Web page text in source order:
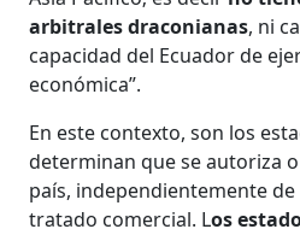
arbitrales draconianas, ni
capacidad del Ecuador de
económica”.
En este contexto, son los
determinan que se autoriza
país, independientemente
tratado comercial. Los